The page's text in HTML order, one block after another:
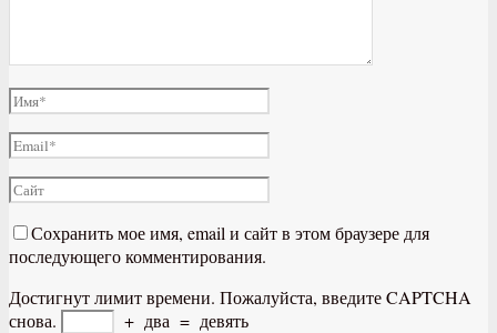
Сохранить мое имя, email и сайт в этом браузере для
последующего комментирования.
Достигнут лимит времени. Пожалуйста, введите CAPTCHA
снова.
+ два = девять